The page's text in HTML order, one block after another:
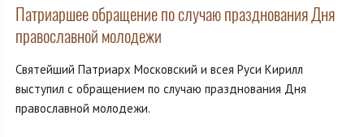
Патриаршее обращение по случаю празднования Дня
православной молодежи
Святейший Патриарх Московский и всея Руси Кирилл
выступил с обращением по случаю празднования Дня
православной молодежи.